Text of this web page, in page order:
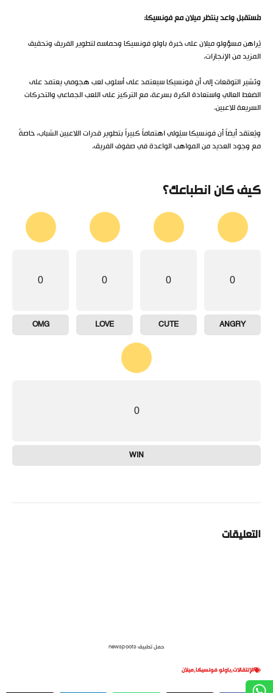
مُستقبل واعد ينتظر ميلان مع فونسيكا:
يُراهن مسؤولو ميلان على خبرة باولو فونسيكا وحماسه لتطوير الفريق وتحقيق
المزيد من الإنجازات.
وتُشير التوقعات إلى أن فونسيكا سيعتمد على أسلوب لعب هجومي يعتمد على
الضغط العالي واستعادة الكرة بسرعة، مع التركيز على اللعب الجماعي والتحركات
السريعة للاعبين.
ويُعتقد أيضاً أن فونسيكا سيُولي اهتماماً كبيراً بتطوير قدرات اللاعبين الشباب، خاصةً
مع وجود العديد من المواهب الواعدة في صفوف الفريق.
كيف كان انطباعك؟
0
ANGRY
0
CUTE
0
LOVE
0
OMG
0
WIN
التعليقات
حمل تطبيق newspoots
الإنتقالات,باولو فونسيكا,ميلان